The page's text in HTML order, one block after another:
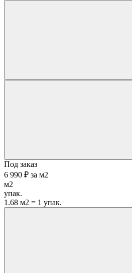
Под заказ
6 990 ₽ за м2
м2
упак.
1.68 м2 = 1 упак.